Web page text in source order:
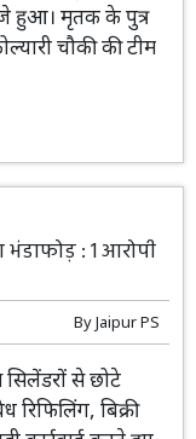
हुआ। मृतक के पुत्र
चौकी की टीम
: 1 आरोपी
ByJaipur PS
से छोटे
रिफिलिंग, बिक्री